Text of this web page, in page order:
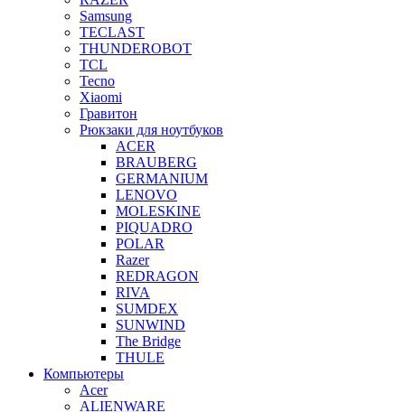
Samsung
TECLAST
THUNDEROBOT
TCL
Tecno
Xiaomi
Гравитон
Рюкзаки для ноутбуков
ACER
BRAUBERG
GERMANIUM
LENOVO
MOLESKINE
PIQUADRO
POLAR
Razer
REDRAGON
RIVA
SUMDEX
SUNWIND
The Bridge
THULE
Компьютеры
Acer
ALIENWARE